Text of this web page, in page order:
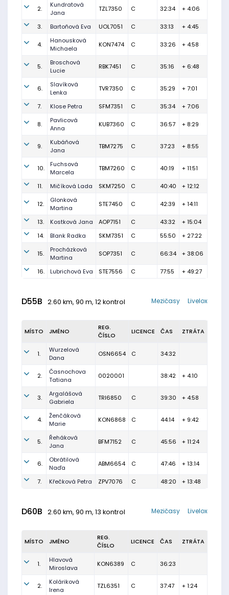
2.
Kundratová
Jana
TZL7350 C 32:34 + 4:06
3. Bartoňová Eva UOL7051 C 33:13 + 4:45
4.
Hanousková
Michaela
KON7474 C 33:26 + 4:58
5.
Broschová
Lucie
RBK7451 C 35:16 + 6:48
6.
Slavíková
Lenka
TVR7350 C 35:29 + 7:01
7. Klose Petra SFM7351 C 35:34 + 7:06
8.
Pavlicová
Anna
KUB7360 C 36:57 + 8:29
9.
Kubáňová
Jana
TBM7275 C 37:23 + 8:55
10.
Fuchsová
Marcela
TBM7260 C 40:19 + 11:51
11. Mičíková Lada SKM7250 C 40:40 + 12:12
12.
Glonková
Martina
STE7450 C 42:39 + 14:11
13. Kostková Jana AOP7151 C 43:32
+ 15:04
14.
Blank Radka SKM7351 C 55:50 + 27:22
15.
Procházková
Martina
SOP7351 C 66:34 + 38:06
16. Lubrichová Eva STE7556 C 77:55 + 49:27
D55B 2.60 km, 90 m, 12 kontrol Livelox
Mezičasy
MÍSTO JMÉNO
REG.
ČÍSLO
LICENCE ČAS ZTRÁTA
1.
Wurzelová
Dana
OSN6654 C 34:32
2.
Časnochova
Tatiana
0020001 38:42 + 4:10
3.
Argalášová
Gabriela
TRI6850 C 39:30 + 4:58
4.
Ženčáková
Marie
KON6868 C 44:14 + 9:42
5.
Řeháková
Jana
BFM7152 C 45:56 + 11:24
6.
Obrátilová
Naďa
ABM6654 C 47:46 + 13:14
7. Křečková Petra ZPV7076 C 48:20 + 13:48
D60B 2.60 km, 90 m, 13 kontrol Livelox
Mezičasy
MÍSTO JMÉNO
REG.
ČÍSLO
LICENCE ČAS ZTRÁTA
1.
Hlavová
Miroslava
KON6389 C 36:23
2.
Koláriková
Irena
TZL6351 C 37:47 + 1:24